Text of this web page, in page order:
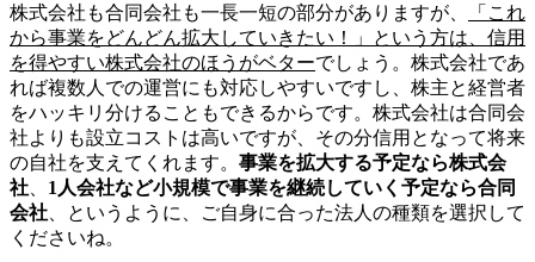
株式会社も合同会社も一長一短の部分がありますが、
「これ
から事業をどんどん拡大していきたい！」という方は、信用
を得やすい株式会社のほうがベターでしょう。株式会社であ
れば複数人での運営にも対応しやすいですし、株主と経営者
をハッキリ分けることもできるからです。株式会社は合同会
社よりも設立コストは高いですが、その分信用となって将来
の自社を支えてくれます。 事業を拡大する予定なら株式会
社
1人会社など小規模で事業を継続していく予定なら合同
会社 、というように、ご自身に合った法人の種類を選択して
くださいね。